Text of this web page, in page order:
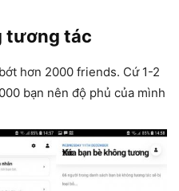
tương tác
hơn 2000 friends. Cứ 1-2
bạn nên độ phủ của mình